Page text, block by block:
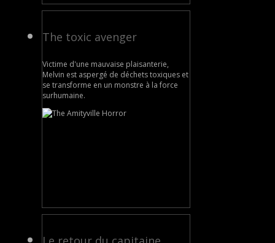
The toxic avenger
Victime d'une mauvaise plaisanterie,
Melvin est aspergé de déchets toxiques et
se transforme en un monstre à la force
surhumaine.